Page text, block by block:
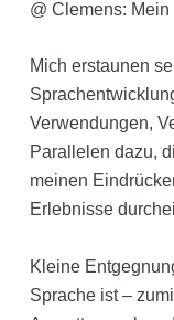
@ Clemens:
Mich erstaunen
Verwendungen,
Parallelen dazu,
meinen
Erlebnisse
Kleine
Sprache ist –